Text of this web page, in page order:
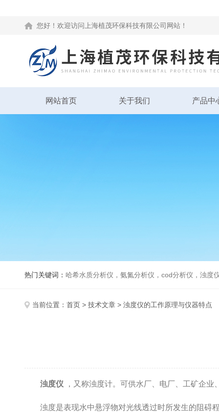
您好！欢迎访问上海植茂环保科技有限公司网站！
网站首页 关于我们 产品中
热门关键词： 哈希水质分析仪，氨氮分析仪，cod分析仪，浊度
当前位置： 首页 > 技术文章 > 浊度仪的工作原理与仪器特点
浊度仪 ，又称浊度计。可供水厂、电厂、工矿企
浊度是表现水中悬浮物对光线透过时所发生的阻碍程